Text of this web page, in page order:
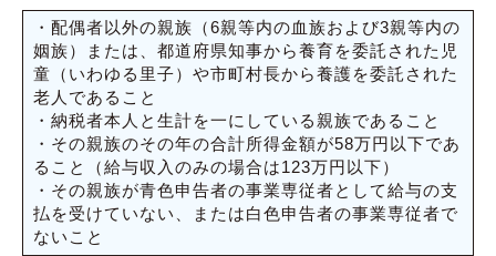
・配偶者以外の親族（6親等内の血族および3親等内の
姻族）または、都道府県知事から養育を委託された児
童（いわゆる里子）や市町村長から養護を委託された
老人であること
・納税者本人と生計を一にしている親族であること
・その親族のその年の合計所得金額が58万円以下であ
ること（給与収入のみの場合は123万円以下）
・その親族が青色申告者の事業専従者として給与の支
払を受けていない、または白色申告者の事業専従者で
ないこと